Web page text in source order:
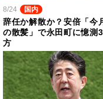
8/24 国内
辞任か解散か？安倍「今
の散髪」で永田町に憶測
方